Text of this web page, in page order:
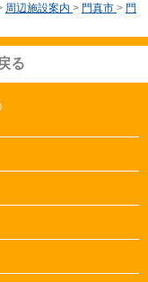
周辺施設案内 > 門真市 > 門
る